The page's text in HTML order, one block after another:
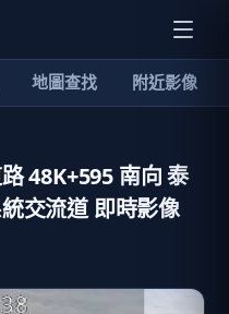
地圖查找 附近影像
48K+595 南向 泰
交流道 即時影像